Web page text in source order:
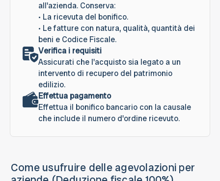
all'azienda. Conserva:
• La ricevuta del bonifico.
• Le fatture con natura, qualità, quantità dei
beni e Codice Fiscale.
Verifica i requisiti
Assicurati che l'acquisto sia legato a un
intervento di recupero del patrimonio
edilizio.
Effettua pagamento
Effettua il bonifico bancario con la causale
che include il numero d'ordine ricevuto.
Come usufruire delle agevolazioni per